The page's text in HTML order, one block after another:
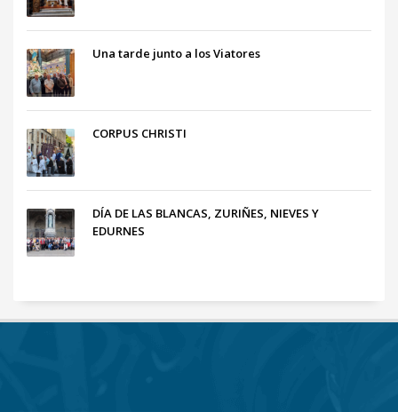
Una tarde junto a los Viatores
CORPUS CHRISTI
DÍA DE LAS BLANCAS, ZURIÑES, NIEVES Y
EDURNES